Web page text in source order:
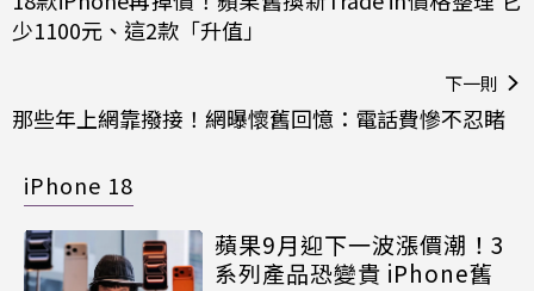
少1100元、這2款「升值」
下一則
那些年上網靠撥接！網曝懷舊回憶：電話費慘不忍睹
iPhone 18
蘋果9月迎下一波漲價潮！3
系列產品恐變貴 iPhone舊